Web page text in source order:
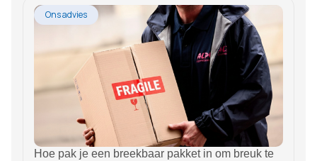
Ons advies
Hoe pak je een breekbaar pakket in om breuk te